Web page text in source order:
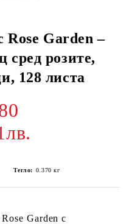
Rose Garden –
розите,
128 листа
Тегло: 0.370 кг
Garden с